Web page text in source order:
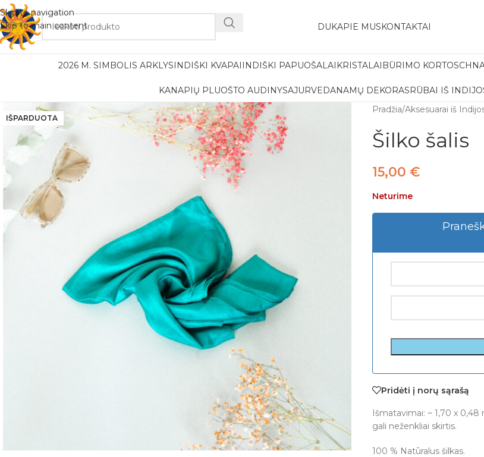
Skip to navigation
Skip to main content
DUKAPIE MUSKONTAKTAI
2026 M. SIMBOLIS ARKLYSINDIŠKI KVAPAI INDIŠKI PAPUOŠALAI KRISTALAI BŪRIMO KORTOS
KANAPIŲ PLUOŠTO AUDINYSAJURVEDANAMŲ DEKORASRŪBAI IŠ
IŠPARDUOTA
Pradžia/Aksesuarai iš
Šilko šalis
15,00 €
Neturime
Pridėti į norų sąrašą
Išmatavimai: ~ 1,70 x 0,48
gali neženkliai skirtis.
100 % Natūralus šilkas.